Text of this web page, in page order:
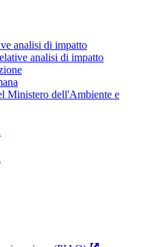
analisi di impatto
analisi di impatto
Ministero dell'Ambiente e